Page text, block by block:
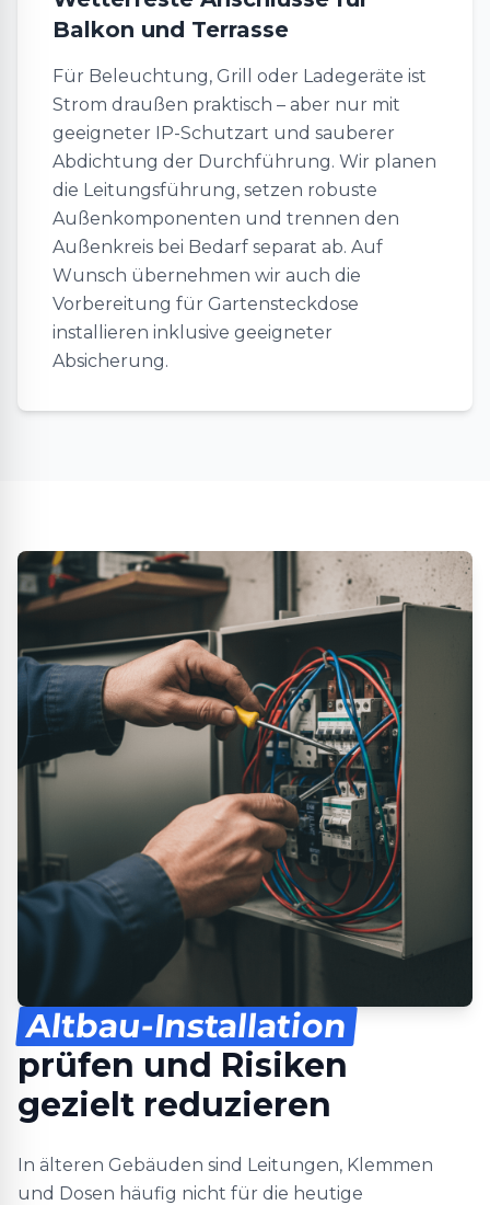
Balkon und Terrasse
Für Beleuchtung, Grill oder Ladegeräte ist
Strom draußen praktisch – aber nur mit
geeigneter IP-Schutzart und sauberer
Abdichtung der Durchführung. Wir planen
die Leitungsführung, setzen robuste
Außenkomponenten und trennen den
Außenkreis bei Bedarf separat ab. Auf
Wunsch übernehmen wir auch die
Vorbereitung für Gartensteckdose
installieren inklusive geeigneter
Absicherung.
Altbau-Installation
prüfen und Risiken
gezielt reduzieren
In älteren Gebäuden sind Leitungen, Klemmen
und Dosen häufig nicht für die heutige